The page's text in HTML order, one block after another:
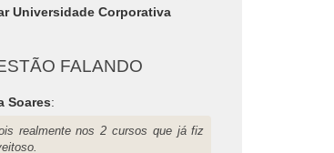
Universidade Corporativa
FALANDO
Soares:
realmente nos 2 cursos que já fiz